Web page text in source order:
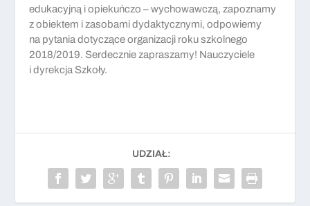
edukacyjną i opiekuńczo – wychowawczą, zapoznamy
z obiektem i zasobami dydaktycznymi, odpowiemy
na pytania dotyczące organizacji roku szkolnego
2018/2019. Serdecznie zapraszamy! Nauczyciele
i dyrekcja Szkoły.
UDZIAŁ: